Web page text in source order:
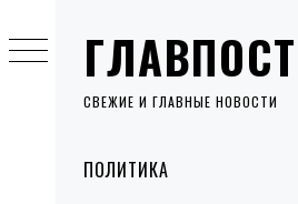
ГЛАВПОСТ
СВЕЖИЕ И ГЛАВНЫЕ НОВОСТИ
MenuПОЛИТИКА
to
content